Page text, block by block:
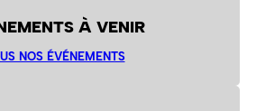
À VENIR
NOS ÉVÉNEMENTS